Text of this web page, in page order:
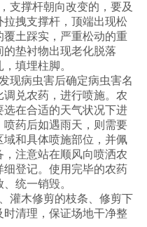
支撑杆朝向改变的，要及
拽支撑杆，顶端出现松
土踩实，严重松动的重
垫衬物出现老化脱落
填埋柱脚。
现病虫害后确定病虫害名
兑农药，进行喷施。农
在合适的天气状况下进
药后如遇雨天，则需要
和具体喷施部位，并佩
注意站在顺风向喷洒农
登记。使用完毕的农药
统一销毁。
灌木修剪的枝条、修剪下
清理，保证场地干净整